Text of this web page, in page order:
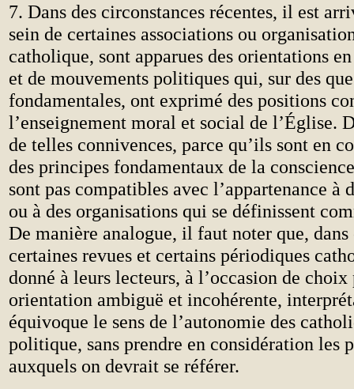
7. Dans des circonstances récentes, il est
sein de certaines associations ou
catholique, sont apparues des orientations
et de mouvements politiques qui, sur des
fondamentales, ont exprimé des positions
l’enseignement moral et social de l’Église.
de telles connivences, parce qu’ils sont en
des principes fondamentaux de la
sont pas compatibles avec l’appartenance à
ou à des organisations qui se définissent
De manière analogue, il faut noter que, dans
certaines revues et certains périodiques
donné à leurs lecteurs, à l’occasion de
orientation ambiguë et incohérente,
équivoque le sens de l’autonomie des
politique, sans prendre en considération les
auxquels on devrait se référer.